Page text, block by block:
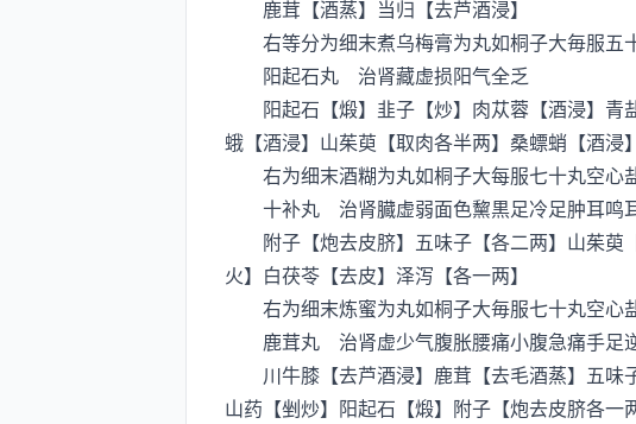
鹿茸【酒蒸】当归【去芦酒浸】
右等分为细末煮乌梅膏为丸如桐子大毎服五
阳起石丸 治肾藏虚损阳气全乏
阳起石【煅】韭子【炒】肉苁蓉【酒浸】青
蛾【酒浸】山茱萸【取肉各半两】桑螵蛸【酒浸
右为细末酒糊为丸如桐子大每服七十丸空心
十补丸 治肾臓虚弱面色黧黒足冷足肿耳鸣耳
附子【炮去皮脐】五味子【各二两】山茱萸
火】白茯苓【去皮】泽泻【各一两】
右为细末炼蜜为丸如桐子大毎服七十丸空心
鹿茸丸 治肾虚少气腹胀腰痛小腹急痛手足
川牛膝【去芦酒浸】鹿茸【去毛酒蒸】五味
山药【剉炒】阳起石【煅】附子【炮去皮脐各一